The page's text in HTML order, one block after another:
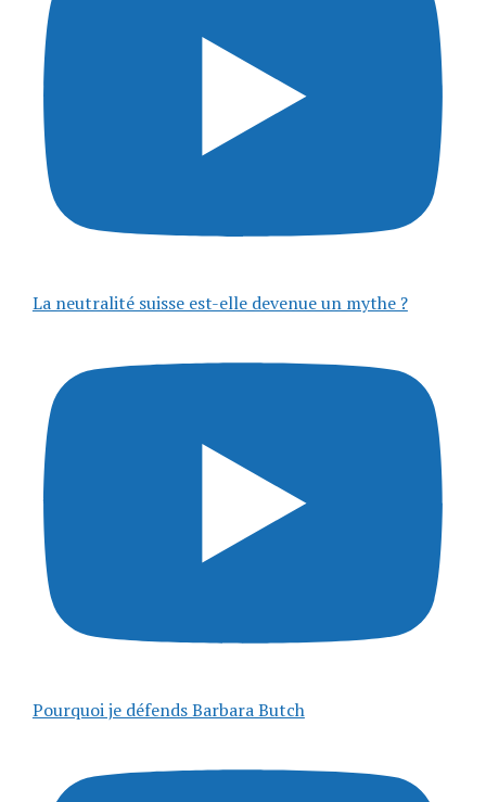
La neutralité suisse est-elle devenue un mythe ?
Pourquoi je défends Barbara Butch